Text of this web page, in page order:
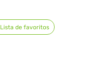
Lista de favoritos